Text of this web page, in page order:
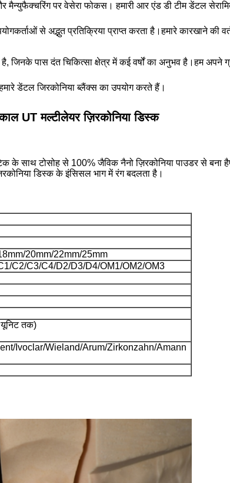
पर वेसेरा फोकस। हमारी आर एंड डी टीम डेंटल
से अद्भुत प्रतिक्रिया प्राप्त करता है।हमारे कारखाने की
जिनके पास दंत चिकित्सा क्षेत्र में कई वर्षों का अनुभव है।हम
डेंटल जिरकोनिया ब्लैंक्स का उपयोग करते हैं।
UT मल्टीलेयर ज़िरकोनिया डिस्क
के साथ टोसोह से 100% जैविक नैनो ज़िरकोनिया पाउडर से बना है
डिस्क के इंसिसल भाग में रंग बदलता है।
20mm/22mm/25mm
C2/C3/C4/D2/D3/D4/OM1/OM2/OM3
यूनिट तक)
Ivoclar/Wieland/Arum/Zirkonzahn/Amann